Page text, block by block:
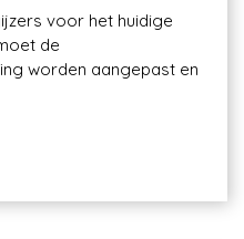
voor het huidige
de
worden aangepast en